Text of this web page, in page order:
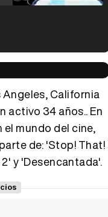
Tráiler en español de 'La isla olvidada'
Tráiler 'Vida perra' (2026)
Angeles, California
activo 34 años.. En
el mundo del cine,
de: 'Stop! That!
y 'Desencantada'.